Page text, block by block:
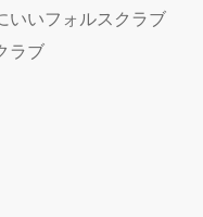
達
いいフォルスクラブ
ラブ